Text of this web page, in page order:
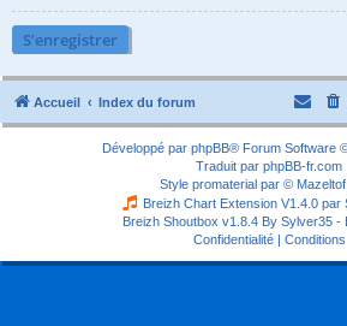
S’enregistrer
Accueil Index du forum
Développé par phpBB® Forum Software
Traduit par phpBB-fr.com
Style promaterial par © Mazeltof
Breizh Chart Extension V1.4.0 par
Breizh Shoutbox v1.8.4 By Sylver35 -
Confidentialité| Conditions